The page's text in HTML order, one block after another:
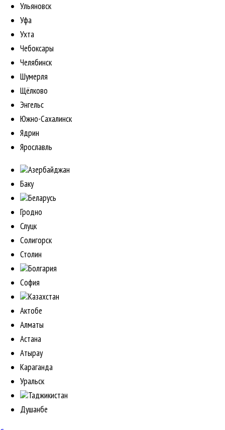
Ульяновск
Уфа
Ухта
Чебоксары
Челябинск
Шумерля
Щёлково
Энгельс
Южно-Сахалинск
Ядрин
Ярославль
Азербайджан
Баку
Беларусь
Гродно
Слуцк
Солигорск
Столин
Болгария
София
Казахстан
Актобе
Алматы
Астана
Атырау
Караганда
Уральск
Таджикистан
Душанбе